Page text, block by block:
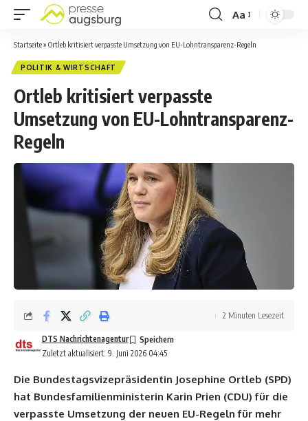
Aa
Startseite» Ortleb kritisiert verpasste Umsetzung von EU-Lohntransparenz-Regeln
POLITIK & WIRTSCHAFT
Ortleb kritisiert verpasste
Umsetzung von EU-Lohntransparenz-
Regeln
Zuletzt aktualisiert: 9. Juni 2026 04:45
DTS Nachrichtenagentur
2 Minuten Lesezeit
Die Bundestagsvizepräsidentin Josephine Ortleb (SPD)
hat Bundesfamilienministerin Karin Prien (CDU) für die
verpasste Umsetzung der neuen EU-Regeln für mehr